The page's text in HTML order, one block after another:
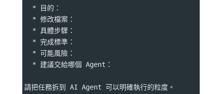
  * 目的：
  * 修改檔案：
  * 具體步驟：
  * 完成標準：
  * 可能風險：
  * 建議交給哪個 Agent：
請把任務拆到 AI Agent 可以明確執行的粒度。